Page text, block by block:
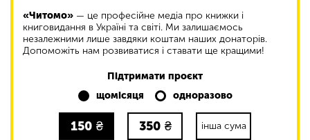
«Читомо» — це професійне медіа про книжки і
книговидання в Україні та світі. Ми залишаємось
незалежними лише завдяки коштам наших донаторів.
Допоможіть нам розвиватися і ставати ще кращими!
Підтримати проєкт
щомісяця
одноразово
150 ₴ 350 ₴ інша сума